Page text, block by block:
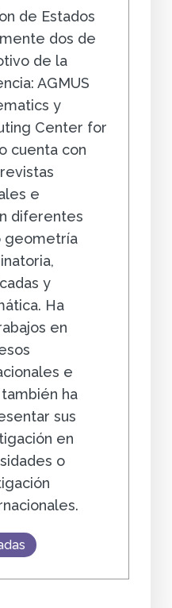
de Estados
dos de
de la
AGMUS
y
Center for
cuenta con
e
diferentes
geometría
y
Ha
en
e
ha
sus
en
o